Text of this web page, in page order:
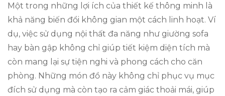
Một trong những lợi ích của thiết kế thông minh là
khả năng biến đổi không gian một cách linh hoạt. Ví
dụ, việc sử dụng nội thất đa năng như giường sofa
hay bàn gập không chỉ giúp tiết kiệm diện tích mà
còn mang lại sự tiện nghi và phong cách cho căn
phòng. Những món đồ này không chỉ phục vụ mục
đích sử dụng mà còn tạo ra cảm giác thoải mái, giúp